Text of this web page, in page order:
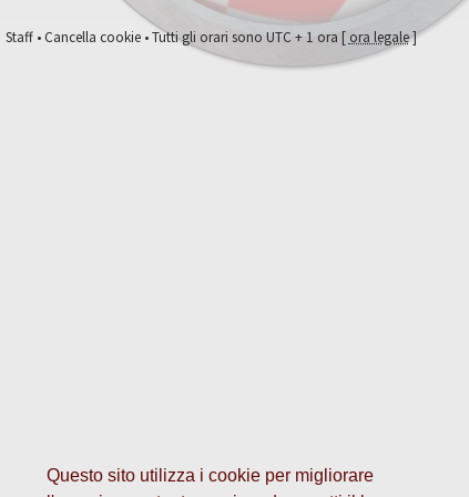
Questo sito utilizza i cookie per migliorare
Staff•Cancella cookie• Tutti gli orari sono UTC + 1 ora [ ora legale]